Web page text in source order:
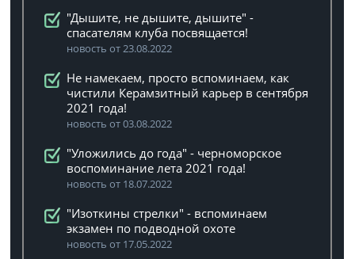
"Дышите, не дышите, дышите" -
спасателям клуба посвящается!
новость от 23.08.2022
Не намекаем, просто вспоминаем, как
чистили Керамзитный карьер в сентября
2021 года!
новость от 03.08.2022
"Уложились до года" - черноморское
воспоминание лета 2021 года!
новость от 18.07.2022
"Изоткины стрелки" - вспоминаем
экзамен по подводной охоте
новость от 17.05.2022